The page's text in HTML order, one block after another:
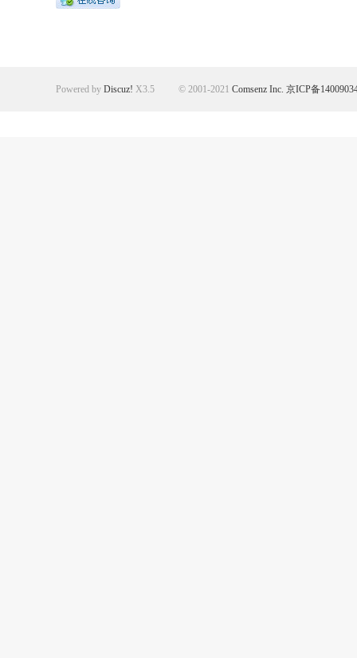
Powered by Discuz! X3.5 © 2001-2021 Comsenz Inc. 京ICP备